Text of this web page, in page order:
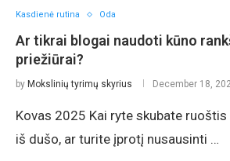
Kasdienė rutina Oda
Ar tikrai blogai naudoti kūno
priežiūrai?
by Mokslinių tyrimų skyrius December 18,
Kovas 2025 Kai ryte skubate
iš dušo, ar turite įprotį nusausinti …